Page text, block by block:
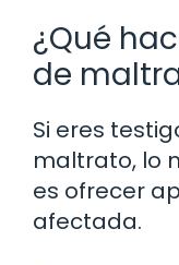
¿Qué
de
Si eres
maltrato, lo
es ofrecer
afectada.